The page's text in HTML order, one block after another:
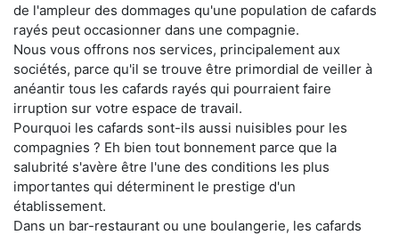
de l'ampleur des dommages qu'une population de cafards
rayés peut occasionner dans une compagnie.
Nous vous offrons nos services, principalement aux
sociétés, parce qu'il se trouve être primordial de veiller à
anéantir tous les cafards rayés qui pourraient faire
irruption sur votre espace de travail.
Pourquoi les cafards sont-ils aussi nuisibles pour les
compagnies ? Eh bien tout bonnement parce que la
salubrité s'avère être l'une des conditions les plus
importantes qui déterminent le prestige d'un
établissement.
Dans un bar-restaurant ou une boulangerie, les cafards